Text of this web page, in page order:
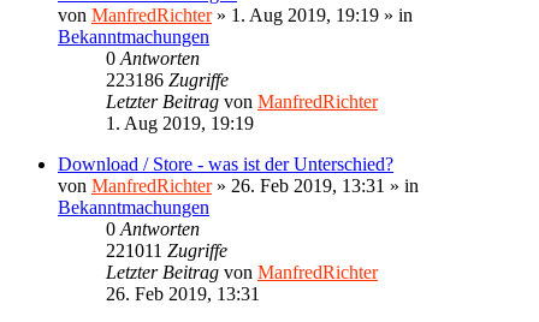
von ManfredRichter» 1. Aug 2019, 19:19 » in
Bekanntmachungen
0 Antworten
223186 Zugriffe
Letzter Beitrag von ManfredRichter
1. Aug 2019, 19:19
Download / Store - was ist der Unterschied?
von ManfredRichter» 26. Feb 2019, 13:31 » in
Bekanntmachungen
0 Antworten
221011 Zugriffe
Letzter Beitrag von ManfredRichter
26. Feb 2019, 13:31